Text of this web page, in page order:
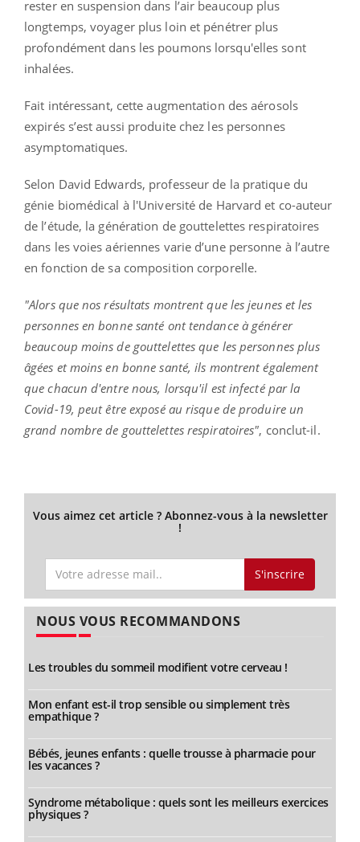
rester en suspension dans l’air beaucoup plus
longtemps, voyager plus loin et pénétrer plus
profondément dans les poumons lorsqu'elles sont
inhalées.
Fait intéressant, cette augmentation des aérosols
expirés s’est aussi produite chez les personnes
asymptomatiques.
Selon David Edwards, professeur de la pratique du
génie biomédical à l'Université de Harvard et co-auteur
de l’étude, la génération de gouttelettes respiratoires
dans les voies aériennes varie d’une personne à l’autre
en fonction de sa composition corporelle.
"Alors que nos résultats montrent que les jeunes et les
personnes en bonne santé ont tendance à générer
beaucoup moins de gouttelettes que les personnes plus
âgées et moins en bonne santé, ils montrent également
que chacun d'entre nous, lorsqu'il est infecté par la
Covid-19, peut être exposé au risque de produire un
grand nombre de gouttelettes respiratoires", conclut-il.
Vous aimez cet article ? Abonnez-vous à la newsletter
!
S'inscrire
NOUS VOUS RECOMMANDONS
Les troubles du sommeil modifient votre cerveau !
Mon enfant est-il trop sensible ou simplement très
empathique ?
Bébés, jeunes enfants : quelle trousse à pharmacie pour
les vacances ?
Syndrome métabolique : quels sont les meilleurs exercices
physiques ?